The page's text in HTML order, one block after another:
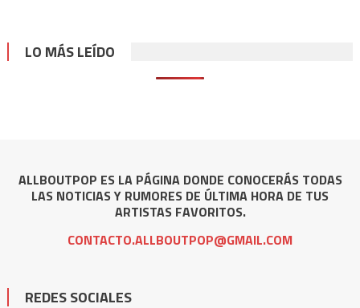
LO MÁS LEÍDO
ALLBOUTPOP ES LA PÁGINA DONDE CONOCERÁS TODAS
LAS NOTICIAS Y RUMORES DE ÚLTIMA HORA DE TUS
ARTISTAS FAVORITOS.
CONTACTO.ALLBOUTPOP@GMAIL.COM
REDES SOCIALES